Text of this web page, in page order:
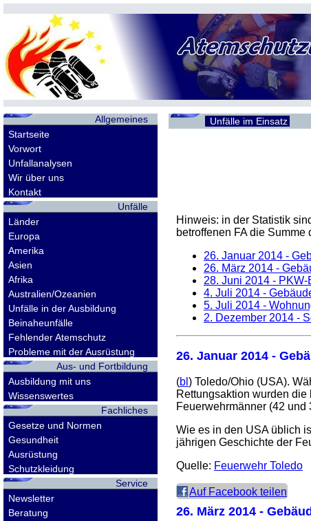
Allgemeines
Startseite
Vorwort
Unfallanalysen
Wir über uns
Kontakt
Unfälle
Länder
Europa
Amerika
Asien
Afrika
Australien/Ozeanien
Unfälle in der Ausbildung
Beinaheunfälle
Fehlender Atemschutz
Probleme mit der Ausrüstung
Aus- und Fortbildung
Ausbildung mit uns
Wissenswertes
Fachliches
Gesetze und Normen
Gesundheit
Ausrüstung
Schutzkleidung
Service
Newsletter
Beratung
Unfälle im Einsatz
Hinweis: in der Statistik
betroffenen FAdie Summe
26. Januar 2014 -
26. März 2014 -
28. Juni 2014 - PKW-
4. Juli 2014 -
5. Juli 2014 -
2. Dezember 2014 -
26. Januar 2014 -
(bl ) Toledo/Ohio (USA).
Rettungsaktion wurden
Feuerwehrmänner (42
Wie es in den USA üblich
jährigen Geschichte der
Quelle: Feuerwehr Toledo
Auf Facebook teilen
26. März 2014 -